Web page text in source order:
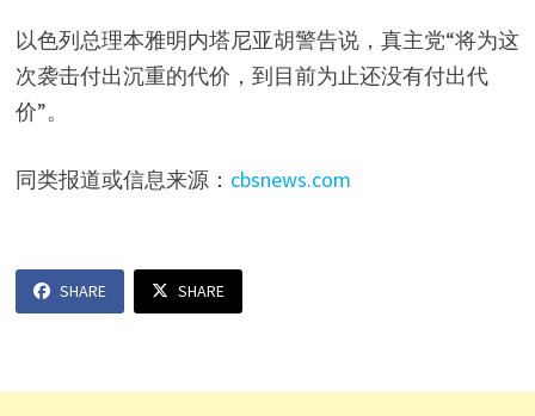
以色列总理本雅明内塔尼亚胡警告说，真主党“将为这
次袭击付出沉重的代价，到目前为止还没有付出代
价”。
同类报道或信息来源： cbsnews.com
SHARE SHARE